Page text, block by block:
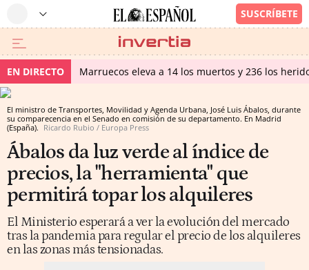
EN DIRECTO Marruecos eleva a 14 los muertos y 236 los
El ministro de Transportes, Movilidad y Agenda Urbana, José Luis Ábalos, durante
su comparecencia en el Senado en comisión de su departamento. En Madrid
(España). Ricardo Rubio / Europa Press
Ábalos da luz verde al índice de
precios, la "herramienta" que
permitirá topar los alquileres
El Ministerio esperará a ver la evolución del mercado
tras la pandemia para regular el precio de los alquileres
en las zonas más tensionadas.